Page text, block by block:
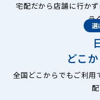
宅配だから店舗に行か
ラ
選
どこ
全国どこからでもご利